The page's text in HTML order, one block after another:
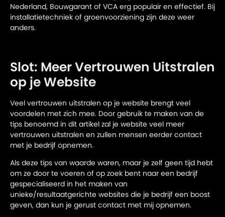
Nederland, Bouwgarant of VCA erg populair en effectief. Bij
installatietechniek of groenvoorziening zijn deze weer
anders.
Slot: Meer Vertrouwen Uitstralen
op je Website
Veel vertrouwen uitstralen op je website brengt veel
voordelen met zich mee. Door gebruik te maken van de
tips benoemd in dit artikel zal je website veel meer
vertrouwen uitstralen en zullen mensen eerder contact
met je bedrijf opnemen.
Als deze tips van waarde waren, maar je zelf geen tijd hebt
om ze door te voeren of op zoek bent naar een bedrijf
gespecialiseerd in het maken van
unieke/resultaatgerichte websites die je bedrijf een boost
geven, dan kun je gerust contact met mij opnemen.